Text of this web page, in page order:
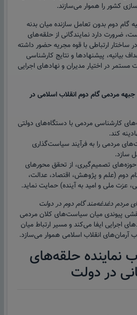
کشور را هموار می‌سازند.
گام دوم بدون تعامل سازنده میان بدنه
ضرورت دارد نمایندگانی از حلقه‌های
ساختار ارتباطی با قوه مجریه حضور داشته
بیانیه، پیشنهادها و نتایج کارشناسی
مستمر در اختیار مدیران و نهادهای اجرایی
جبهه مردمی گام دوم انقلاب اسلامی در
کارشناسی مردمی با دستگاه‌های دولتی
کند.
مردمی را به فرآیند سیاست‌گذاری
سازد.
تصمیم‌گیری، از تحقق محورهای
دوم (علم و پژوهش، اقتصاد، عدالت،
عزت ملی و امید به آینده) حمایت نماید.
مردم دغدغه‌مند گام دوم در دولت
پیوندی میان سیاست‌های کلان مردمی
اجرایی ایفا می‌کند و مسیر ارتباط میان
آرمان‌های انقلاب اسلامی هموار می‌سازد.
نماینده حلقه‌های
در دولت